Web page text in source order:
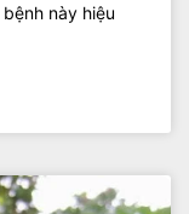
này hiệu